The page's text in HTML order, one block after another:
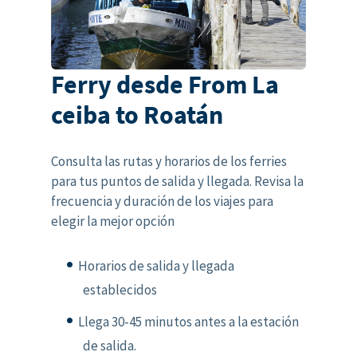
Ferry desde From La
ceiba to Roatán
Consulta las rutas y horarios de los ferries
para tus puntos de salida y llegada. Revisa la
frecuencia y duración de los viajes para
elegir la mejor opción
Horarios de salida y llegada
establecidos
Llega 30-45 minutos antes a la estación
de salida.